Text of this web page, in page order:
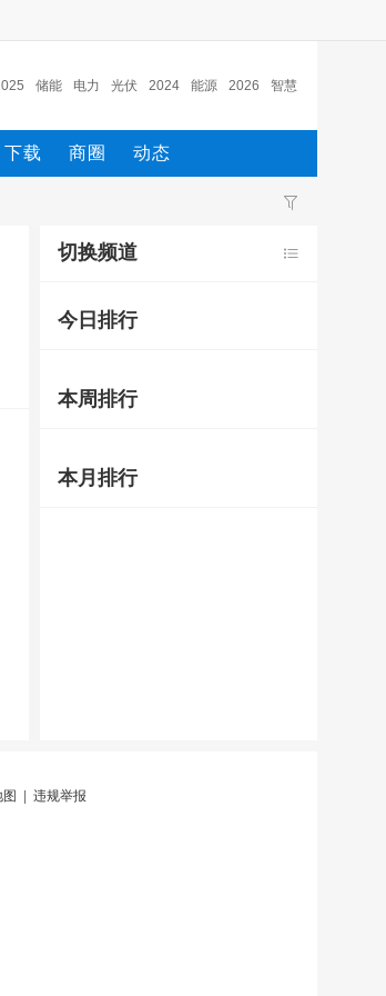
储能 电力 光伏 2024 能源 2026 智慧
览会 第十四届
下载 商圈 动态
切换频道
今日排行
本周排行
本月排行
违规举报